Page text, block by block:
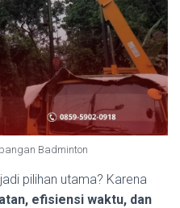
Badminton
pilihan utama? Karena
efisiensi waktu, dan